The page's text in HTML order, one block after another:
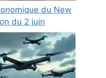
du New
du 2 juin